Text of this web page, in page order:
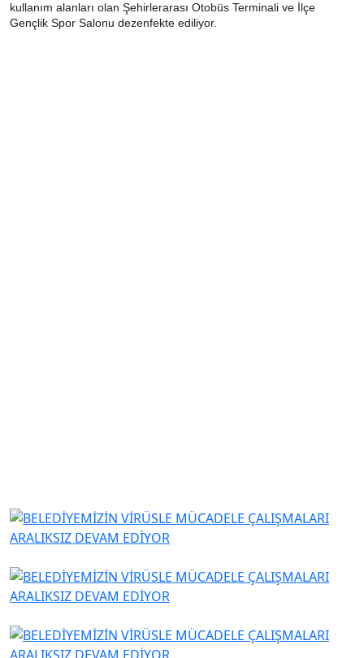
kullanım alanları olan Şehirlerarası Otobüs Terminali ve İlçe
Gençlik Spor Salonu dezenfekte ediliyor.